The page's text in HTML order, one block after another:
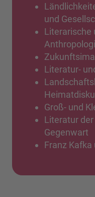
und
Literarische
Literatur-
Groß- und
Literatur
Gegenwart
Franz